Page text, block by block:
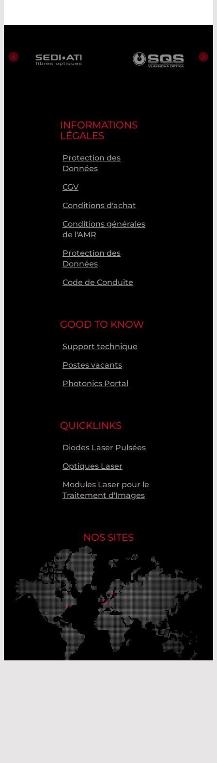
INFORMATIONS
LÉGALES
Protection des
Données
CGV
Conditions d'achat
Conditions générales
de l'AMR
Protection des
Données
Code de Conduite
GOOD TO KNOW
Support technique
Postes vacants
Photonics Portal
QUICKLINKS
Diodes Laser Pulsées
Optiques Laser
Modules Laser pour le
Traitement d'Images
NOS SITES